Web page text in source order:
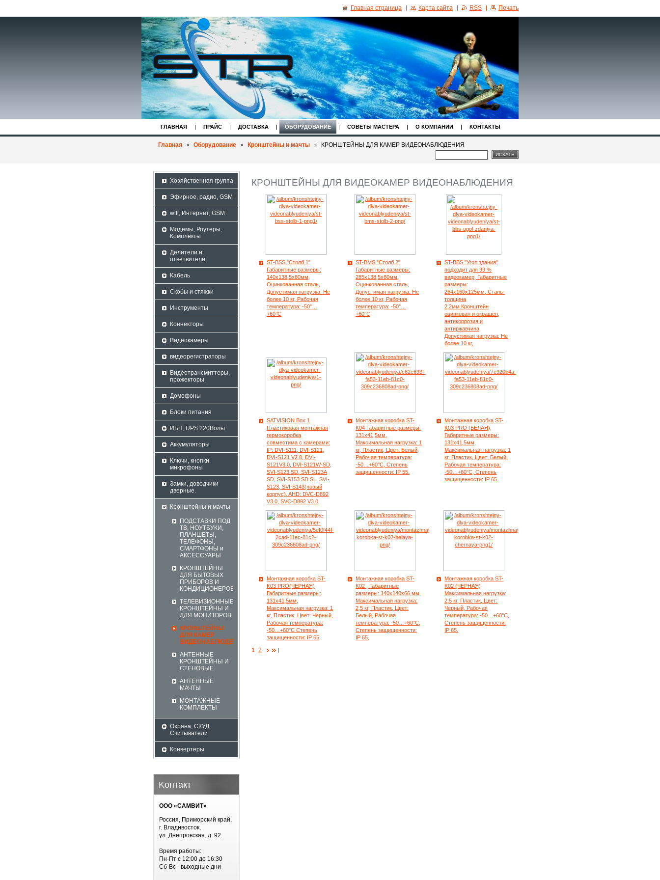
ГЛАВНАЯ ПРАЙС ДОСТАВКА ОБОРУДОВАНИЕ СОВЕТЫ МАСТЕРА О КОМПАНИИ КОНТАКТЫ
Главная Оборудование Кронштейны и мачты КРОНШТЕЙНЫ ДЛЯ КАМЕР ВИДЕОНАБЛЮДЕНИЯ
КРОНШТЕЙНЫ ДЛЯ ВИДЕОКАМЕР ВИДЕОНАБЛЮДЕНИЯ
ST-BSS "Столб 1"
Габаритные размеры:
140х138,5х80мм,
Оцинкованная сталь,
Допустимая нагрузка: Не
более 10 кг, Рабочая
температура: -50°…
+60°С
ST-BMS "Столб 2"
Габаритные размеры:
285х138,5х80мм,
Оцинкованная сталь,
Допустимая нагрузка: Не
более 10 кг, Рабочая
температура: -50°…
+60°С,
ST-BBS "Угол здания"
подходит для 99 %
видеокамер, Габаритные
размеры:
264х160х125мм, Сталь-
толщина
2,2мм.Кронштейн
оцинкован и окрашен,
антикоррозия и
антиржавчина,
Допустимая нагрузка: Не
более 10 кг,
SATVISION Box 1
Пластиковая монтажная
гермокоробка
совместима с камерами:
IP: DVI-S111, DVI-S121,
DVI-S121 V2.0, DVI-
S121V3.0, DVI-S121W-SD,
SVI-S123 SD, SVI-S123A
SD, SVI-S153 SD SL, SVI-
S123, SVI-S143(новый
корпус). AHD: DVC-D892
V3.0, SVC-D892 V3.0,
Монтажная коробка ST-
K04 Габаритные размеры:
131х41,5мм,
Максимальная нагрузка: 1
кг, Пластик, Цвет: Белый,
Рабочая температура:
-50…+60°С, Степень
защищенности: IP 55.
Монтажная коробка ST-
K03 PRO (БЕЛАЯ),
Габаритные размеры:
131х41,5мм,
Максимальная нагрузка: 1
кг, Пластик, Цвет: Белый,
Рабочая температура:
-50…+60°С, Степень
защищенности: IP 65.
Монтажная коробка ST-
K03 PRO(ЧЕРНАЯ)
Габаритные размеры:
131х41,5мм,
Максимальная нагрузка: 1
кг, Пластик, Цвет: Черный,
Рабочая температура:
-50…+60°С Степень
защищенности: IP 65,
Монтажная коробка ST-
K02 , Габаритные
размеры: 140х140х66 мм,
Максимальная нагрузка:
2,5 кг, Пластик, Цвет:
Белый, Рабочая
температура: -50…+60°С,
Степень защищенности:
IP 65,
Монтажная коробка ST-
K02 (ЧЕРНАЯ)
Максимальная нагрузка:
2,5 кг, Пластик, Цвет:
Черный, Рабочая
температура: -50…+60°С,
Степень защищенности:
IP 65.
1 2
Хозяйственная группа
Эфирное, радио, GSM
wifi, Интернет, GSM
Модемы, Роутеры,
Комплекты
Делители и
ответвители
Кабель
Скобы и стяжки
Инструменты
Коннекторы
Видеокамеры
видеорегистраторы
Видеотрансмиттеры,
прожекторы.
Домофоны
Блоки питания
ИБП, UPS 220Вольт.
Аккумуляторы
Ключи, кнопки,
микрофоны
Замки, доводчики
дверные.
Кронштейны и мачты
ПОДСТАВКИ ПОД
ТВ, НОУТБУКИ,
ПЛАНШЕТЫ,
ТЕЛЕФОНЫ,
СМАРТФОНЫ и
АКСЕССУАРЫ
КРОНШТЕЙНЫ
ДЛЯ БЫТОВЫХ
ПРИБОРОВ И
КОНДИЦИОНЕРОВ
ТЕЛЕВИЗИОННЫЕ
КРОНШТЕЙНЫ И
ДЛЯ МОНИТОРОВ
КРОНШТЕЙНЫ
ДЛЯ КАМЕР
ВИДЕОНАБЛЮДЕНИЯ
АНТЕННЫЕ
КРОНШТЕЙНЫ И
СТЕНОВЫЕ
АНТЕННЫЕ
МАЧТЫ
МОНТАЖНЫЕ
КОМПЛЕКТЫ
Охрана, СКУД,
Считыватели
Конвертеры
Koнтакт
ООО «САМВИТ»
Россия, Приморский край,
г. Владивосток,
ул. Днепровская, д. 92
Время работы:
Пн-Пт с 12:00 до 16:30
Сб-Вс - выходные дни
Главная страница Карта сайта RSS Печать